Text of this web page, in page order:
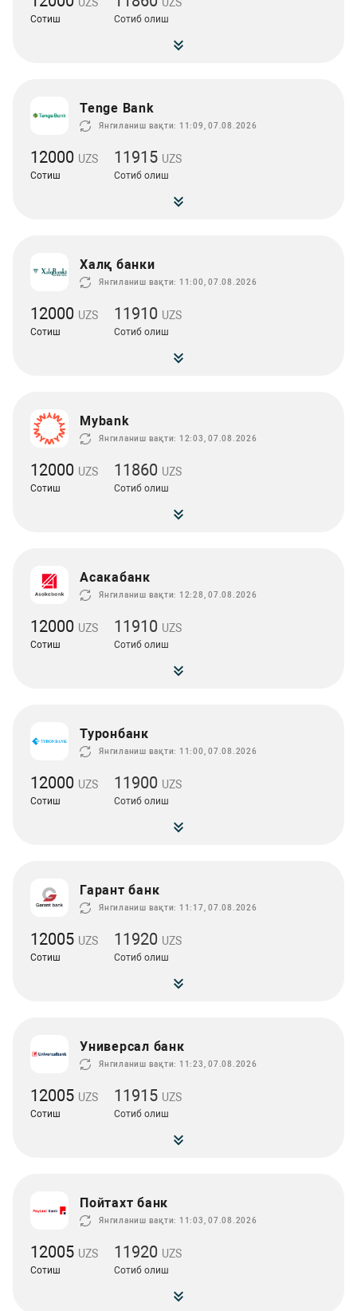
Сотиш Сотиб олиш
Tenge Bank
Янгиланиш вақти: 11:09, 07.08.2026
12000 UZS
Сотиш
11915 UZS
Сотиб олиш
Халқ банки
Янгиланиш вақти: 11:00, 07.08.2026
12000 UZS
Сотиш
11910 UZS
Сотиб олиш
Mybank
Янгиланиш вақти: 12:03, 07.08.2026
12000 UZS
Сотиш
11860 UZS
Сотиб олиш
Асакабанк
Янгиланиш вақти: 12:28, 07.08.2026
12000 UZS
Сотиш
11910 UZS
Сотиб олиш
Туронбанк
Янгиланиш вақти: 11:00, 07.08.2026
12000 UZS
Сотиш
11900 UZS
Сотиб олиш
Гарант банк
Янгиланиш вақти: 11:17, 07.08.2026
12005 UZS
Сотиш
11920 UZS
Сотиб олиш
Универсал банк
Янгиланиш вақти: 11:23, 07.08.2026
12005 UZS
Сотиш
11915 UZS
Сотиб олиш
Пойтахт банк
Янгиланиш вақти: 11:03, 07.08.2026
12005 UZS
Сотиш
11920 UZS
Сотиб олиш